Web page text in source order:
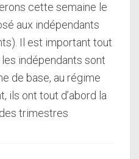
cette semaine le
aux indépendants
Il est important tout
les indépendants sont
de base, au régime
ils ont tout d’abord la
trimestres